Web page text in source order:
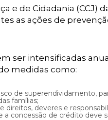
e de Cidadania (CCJ)
as ações de
ser intensificadas
medidas como:
de superendividamento,
famílias;
direitos, deveres e
a concessão de crédito deve